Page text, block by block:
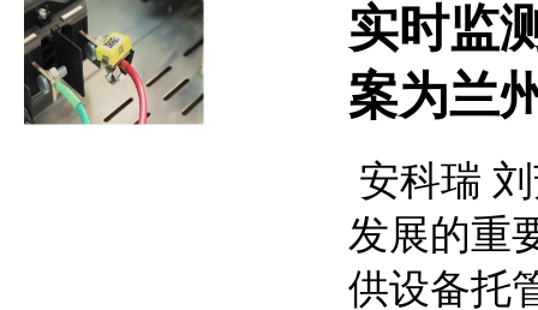
实时监
案为兰
安科瑞
发展的重
供设备托